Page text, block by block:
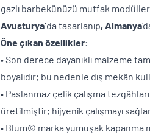
gazlı barbekünüzü mutfak
Avusturya’da tasarlanıp, Almanya
Öne çıkan özellikler:
• Son derece dayanıklı malzeme
boyalıdır; bu nedenle dış mekân
• Paslanmaz çelik çalışma
üretilmiştir; hijyenik çalışmayı
• Blum© marka yumuşak kapanma